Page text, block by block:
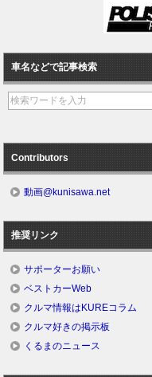
車名などで記事検索
Contributors
動画@kunisawa.net
推奨リンク
サポーターお願い
ベストカーWeb
クルマ情報はKUREコラム
クルマ好きの掲示板
くるまのニュース